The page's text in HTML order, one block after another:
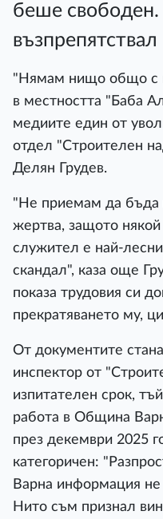
беше
възпрепятствал
"Нямам нищо общо с
в местността "Баба
медиите един от
отдел "Строителен
Делян Грудев.
"Не приемам да бъда
жертва, защото
служител е най-
скандал", каза още
показа трудовия си
прекратяването му,
От документите
инспектор от
изпитателен срок,
работа в Община
през декември 2025
категоричен:
Варна информация не
Нито съм признал